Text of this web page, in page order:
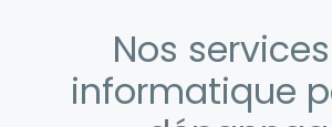
Nos
informatique